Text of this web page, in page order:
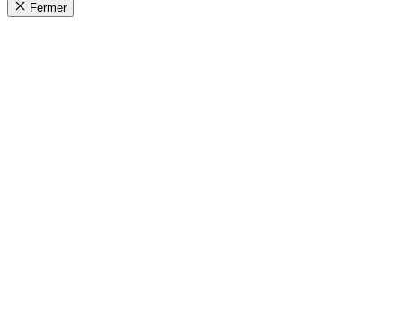
Fermer